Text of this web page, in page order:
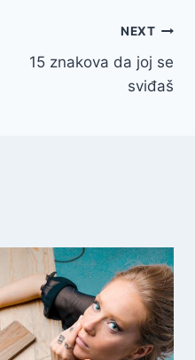
NEXT
15 znakova da joj se
sviđaš